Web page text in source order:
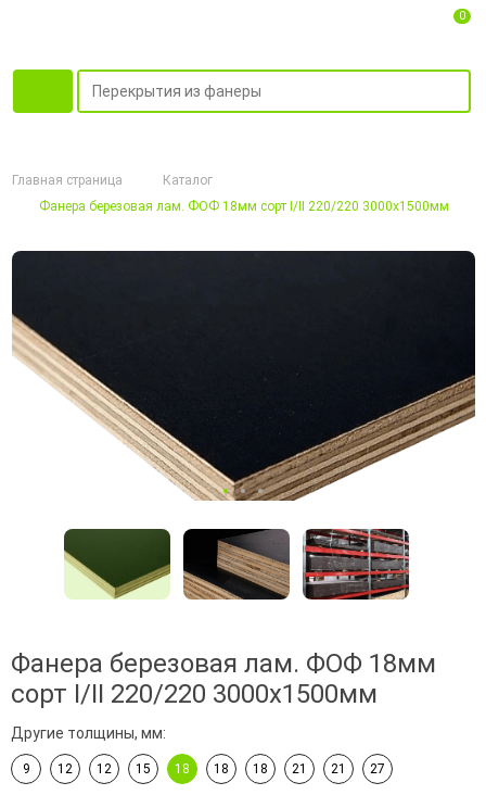
0
Главная страница
Каталог
Фанера березовая лам. ФОФ 18мм сорт I/II 220/220 3000х1500мм
Фанера березовая лам. ФОФ 18мм
сорт I/II 220/220 3000х1500мм
Другие толщины, мм:
9 12 12 15 18 18 18 21 21 27